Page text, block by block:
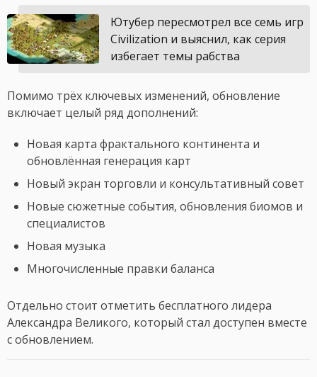
Ютубер пересмотрел все семь игр
Civilization и выяснил, как серия
избегает темы рабства
Помимо трёх ключевых изменений, обновление
включает целый ряд дополнений:
Новая карта фрактального континента и
обновлённая генерация карт
Новый экран торговли и консультативный совет
Новые сюжетные события, обновления биомов и
специалистов
Новая музыка
Многочисленные правки баланса
Отдельно стоит отметить бесплатного лидера
Александра Великого, который стал доступен вместе
с обновлением.